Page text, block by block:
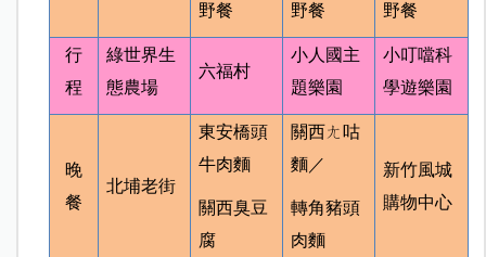
野餐 野餐 野餐
行
程
綠世界生
態農場
六福村
小人國主
題樂園
小叮噹科
學遊樂園
晚
餐
北埔老街
東安橋頭
牛肉麵
關西臭豆
腐
關西ㄤ咕
麵／
轉角豬頭
肉麵
新竹風城
購物中心